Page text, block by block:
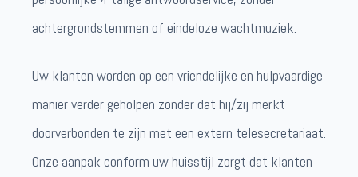
achtergrondstemmen of eindeloze wachtmuziek.
Uw klanten worden op een vriendelijke en hulpvaardige
manier verder geholpen zonder dat hij/zij merkt
doorverbonden te zijn met een extern telesecretariaat.
Onze aanpak conform uw huisstijl zorgt dat klanten